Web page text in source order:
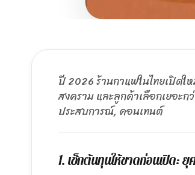
ปี 2026 ร้านกาแฟในไทยเปิด
สงคราม และลูกค้าเลือกเยอะก
ประสบการณ์, คอนเทนต์
1. เช็กต้นทุนให้ขาดก่อนเปิด: